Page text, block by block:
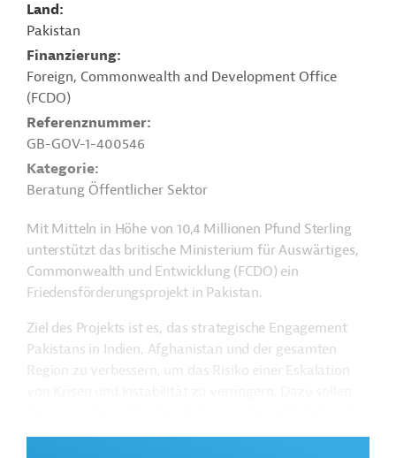
Land
Pakistan
Finanzierung
Foreign, Commonwealth and Development Office
(FCDO)
Referenznummer
GB-GOV-1-400546
Kategorie
Beratung Öffentlicher Sektor
Mit Mitteln in Höhe von 10,4 Millionen Pfund Sterling
unterstützt das britische Ministerium für Auswärtiges,
Commonwealth und Entwicklung (FCDO) ein
Friedensförderungsprojekt in Pakistan.
Ziel des Projekts ist es, das strategische Engagement
Pakistans in Indien, Afghanistan und der gesamten
Region zu verbessern, um das Risiko einer Eskalation
vertrauensbildende Maßnahmen ermittelt werden.